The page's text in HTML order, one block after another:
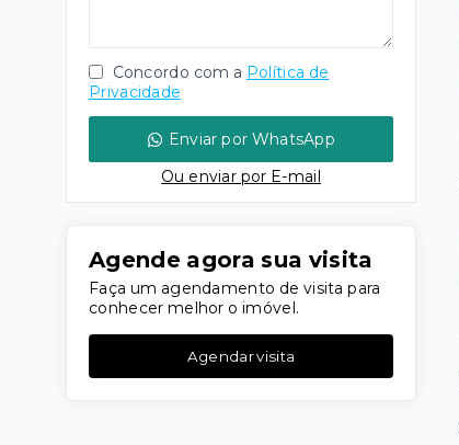
Concordo com a Política de
Privacidade
Enviar por WhatsApp
Ou enviar por E-mail
Agende agora sua visita
Faça um agendamento de visita para
conhecer melhor o imóvel.
Agendar visita